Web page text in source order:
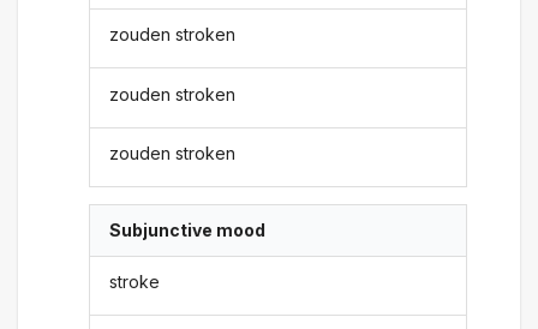
zouden stroken
zouden stroken
zouden stroken
Subjunctive mood
stroke